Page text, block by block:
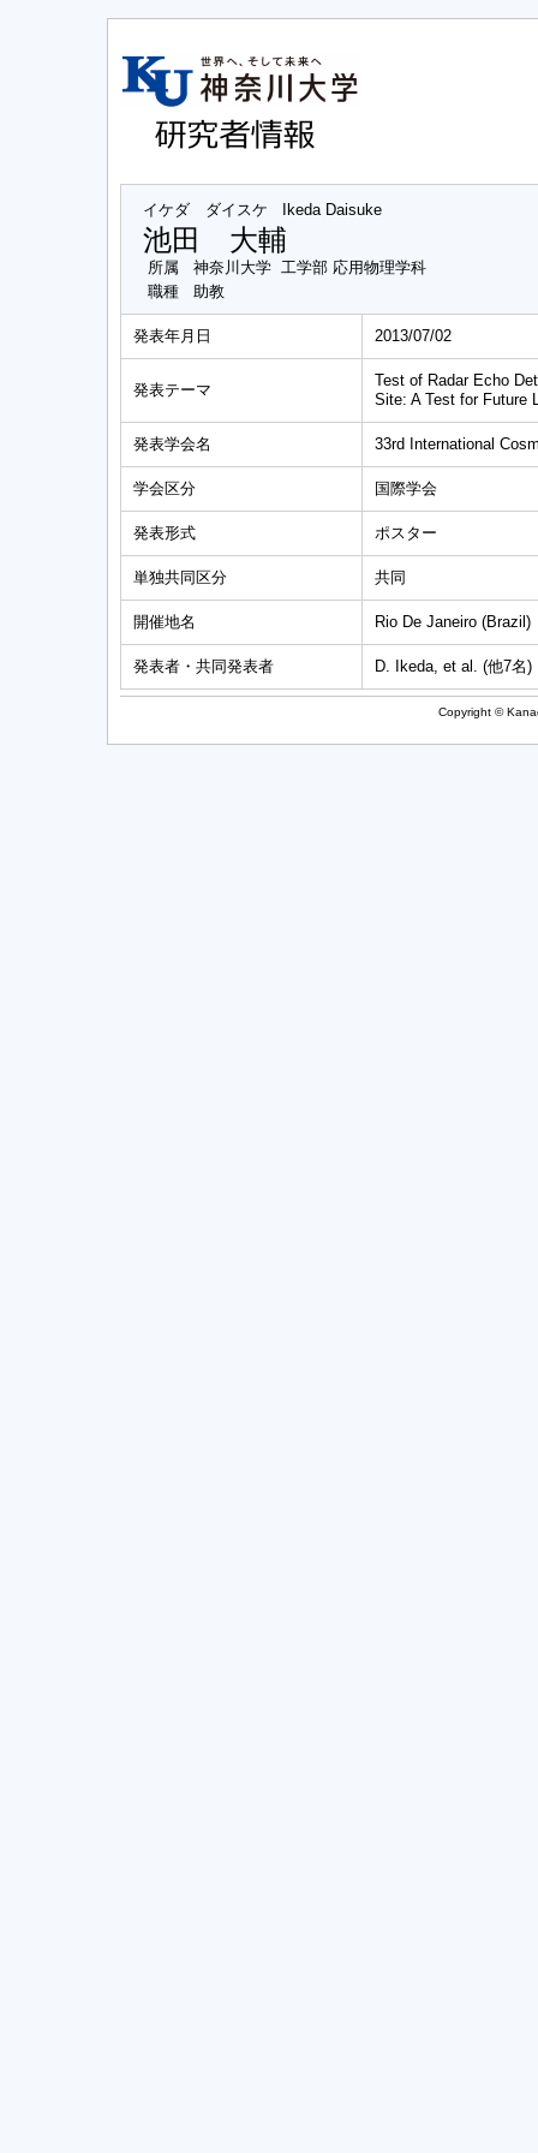
イケダ ダイスケ Ikeda Daisuke
池田 大輔
所属
神奈川大学 工学部 応用物理学科
職種
助教
発表年月日 2013/07/02
発表テーマ
Test of Radar Echo
Site: A Test for Future
発表学会名 33rd International
学会区分 国際学会
発表形式 ポスター
単独共同区分 共同
開催地名 Rio De Janeiro (Brazil)
発表者・共同発表者 D. Ikeda, et al. (他7名)
Copyright ©